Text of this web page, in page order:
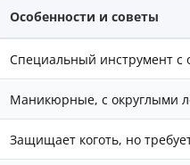
Особенности и советы
Специальный инструмент с
Маникюрные, с округлыми
Защищает коготь, но